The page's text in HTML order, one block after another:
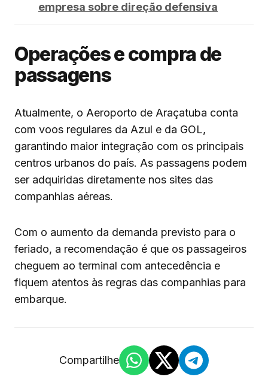
empresa sobre direção defensiva
Operações e compra de
passagens
Atualmente, o Aeroporto de Araçatuba conta
com voos regulares da Azul e da GOL,
garantindo maior integração com os principais
centros urbanos do país. As passagens podem
ser adquiridas diretamente nos sites das
companhias aéreas.
Com o aumento da demanda previsto para o
feriado, a recomendação é que os passageiros
cheguem ao terminal com antecedência e
fiquem atentos às regras das companhias para
embarque.
Compartilhe